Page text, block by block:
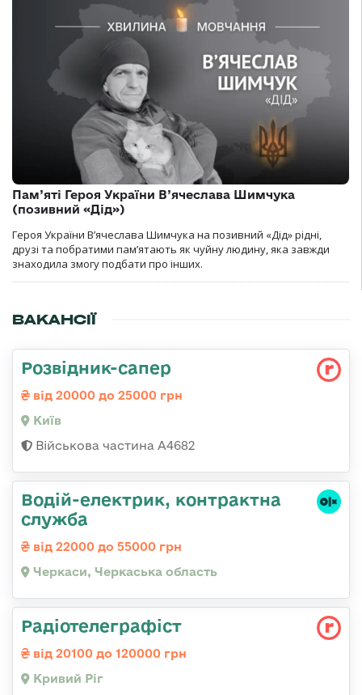
Пам’яті Героя України В’ячеслава Шимчука
(позивний «Дід»)
Героя України В’ячеслава Шимчука на позивний «Дід» рідні,
друзі та побратими пам’ятають як чуйну людину, яка завжди
знаходила змогу подбати про інших.
ВАКАНСІЇ
Розвідник-сапер
від 20000 до 25000 грн
Київ
Військова частина А4682
Водій-електрик, контрактна
служба
від 22000 до 55000 грн
Черкаси, Черкаська область
Радіотелеграфіст
від 20100 до 120000 грн
Кривий Ріг